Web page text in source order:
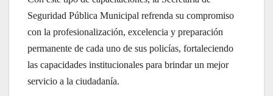
Seguridad Pública Municipal refrenda su compromiso
con la profesionalización, excelencia y preparación
permanente de cada uno de sus policías, fortaleciendo
las capacidades institucionales para brindar un mejor
servicio a la ciudadanía.